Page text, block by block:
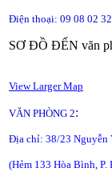
Điện thoại: 09 08 02
SƠ ĐỒ ĐẾN văn
View Larger Map
VĂN PHÒNG 2:
Địa chỉ: 38/23 Nguyễn
(Hẻm 133 Hòa Bình,